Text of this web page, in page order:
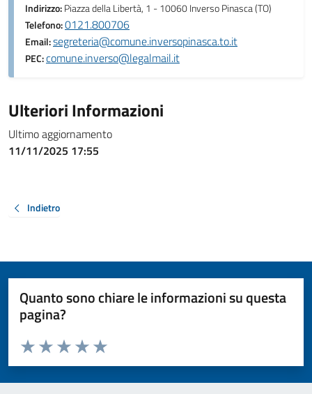
Indirizzo:Piazza della Libertà, 1 - 10060 Inverso Pinasca (TO)
Telefono:0121.800706
Email:segreteria@comune.inversopinasca.to.it
PEC:comune.inverso@legalmail.it
Ulteriori Informazioni
Ultimo aggiornamento
11/11/2025 17:55
Indietro
Quanto sono chiare le informazioni su questa
pagina?
Valuta da 1 a 5 stelle la pagina
Valuta 5 stelle su 5
Valuta 4 stelle su 5
Valuta 3 stelle su 5
Valuta 2 stelle su 5
Valuta 1 stelle su 5